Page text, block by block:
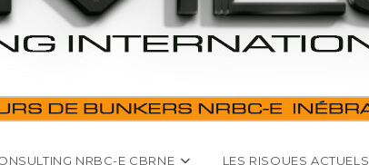
NRBC-E CBRNE LES RISQUES ACTUELS